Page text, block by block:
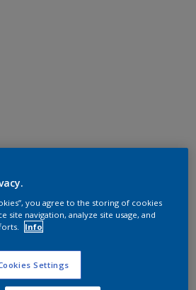
you agree to the storing of cookies
site navigation, analyze site usage, and
Info
Settings